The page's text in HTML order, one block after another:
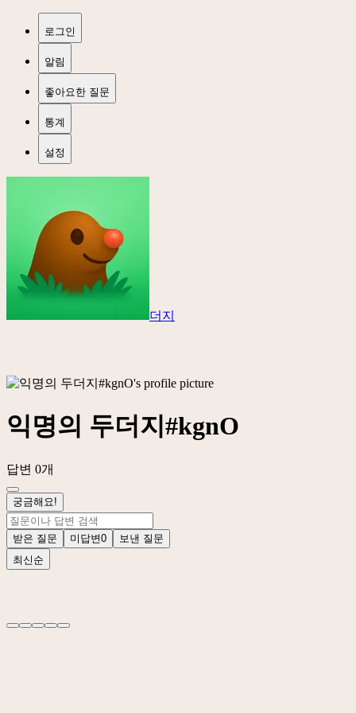
로그인
알림
좋아요한 질문
통계
설정
더지
익명의 두더지#kgnO
답변 0개
궁금해요!
받은 질문 미답변0
보낸 질문
최신순